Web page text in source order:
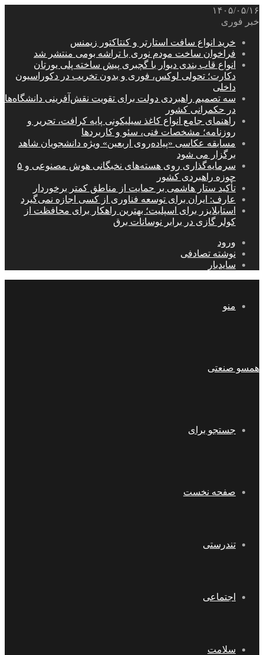
۱۴۰۵/۰۵/۱۶
خبر فوری
خرید انواع سافت استارتر و کنتاکتور زیمنس
فراخوان ساخت مودم نوری با تراشه بومی منتشر شد
انواع قاب بندی دیوار با گچبری پیش ساخته پلی یورتان
دکارت؛ تحولی لوکس، فوری و بدون تخریب در دکوراسیون
داخلی
سه تصمیم راهبردی دولت برای تقویت نقش‌آفرینی دانشگاه‌ها
در حکمرانی کشور
راهنمای جامع انواع کاغذ سیلیکونی پایه کرافت، تحریر و
روزنامه؛ مشخصات فنی، سئو و کاربردها
مسابقه عکاسی «پیاده‌روی اربعین» ویژه دانشجویان شاهد
برگزار می شود
سرمایه‌گذاری روی هسته‌های نخبگانی هوش مصنوعی و ۵
حوزه راهبردی کشور
تأکید ستار هاشمی بر حمایت از مناطق کمتر برخوردار
عارف: ایران برای توسعه فناوری از کسی اجازه نمی‌گیرد
استابلایزر برای اسپلیت؛ بهترین راهکار برای محافظت از
کولر گازی در برابر نوسانات برق
ورود
نوشته تصادفی
سایدبار
منو
همسو صنعتی
جستجو برای
صفحه نخست
تندرستی
اجتماعی
سلامت